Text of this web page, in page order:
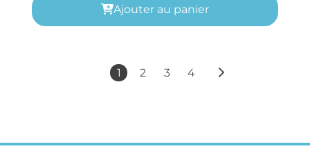
Ajouter au panier
1 2 3 4